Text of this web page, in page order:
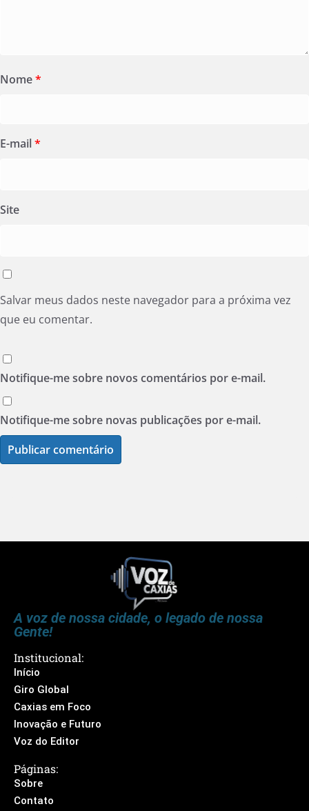
Nome*
E-mail*
Site
Salvar meus dados neste navegador para a próxima vez
que eu comentar.
Notifique-me sobre novos comentários por e-mail.
Notifique-me sobre novas publicações por e-mail.
A voz de nossa cidade, o legado de nossa
Gente!
Institucional:
Início
Giro Global
Caxias em Foco
Inovação e Futuro
Voz do Editor
Páginas:
Sobre
Contato